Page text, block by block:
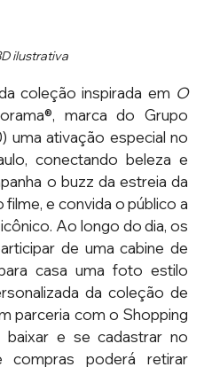
ilustrativa
coleção inspirada em O
marca do Grupo
uma ativação especial no
conectando beleza e
o buzz da estreia da
e convida o público a
Ao longo do dia, os
de uma cabine de
casa uma foto estilo
da coleção de
parceria com o Shopping
baixar e se cadastrar no
poderá retirar